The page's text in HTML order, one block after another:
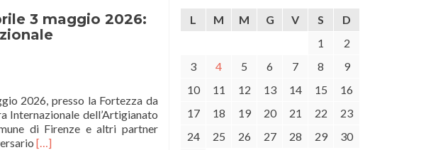
3 maggio 2026:
2026, presso la Fortezza da
Internazionale dell’Artigianato
di Firenze e altri partner
Leggi
[…]
L M M G V S
D
1
2
3
4 5 6 7 8
9
10
11 12 13 14 15
16
17
18 19 20 21 22
23
24
25 26 27 28 29
30